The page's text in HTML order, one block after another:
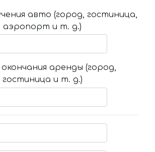
авто (город, гостиница,
аэропорт и т. д.)
аренды (город,
гостиница и т. д.)